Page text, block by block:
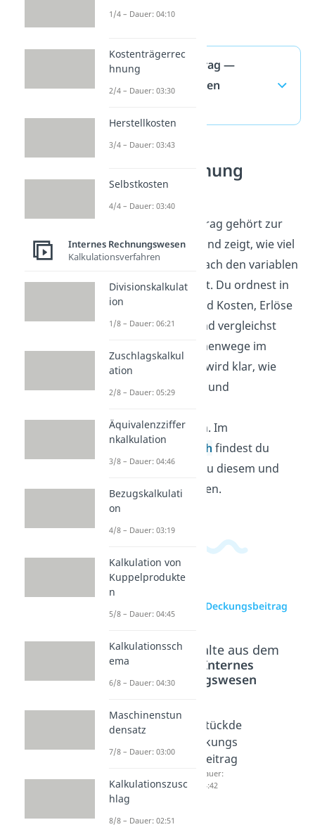
Deckungsbeitrag —
häufigste Fragen
Kostenrechnung
verstehen
Der Deckungsbeitrag gehört zur
Kostenrechnung und zeigt, wie viel
von den Erlösen nach den variablen
Kosten übrig bleibt. Du ordnest in
diesem Themenfeld Kosten, Erlöse
und Ergebnisse und vergleichst
verschiedene Rechenwege im
Unternehmen. So wird klar, wie
Fixkosten, Gewinn und
zusammenhängen. Im
Wirtschaftsbereich findest du
passende Videos zu diesem und
verwandten Themen.
zur Videoseite: Deckungsbeitrag
Beliebte Inhalte aus dem
Internes
Rechnungswesen
Deckun
g
en
Dauer:
02:19
gsrechn
Dauer:
Stückde
ckungs
beitrag
Dauer:
04:42
1/4 – Dauer: 04:10
Kostenträgerrec
hnung
2/4 – Dauer: 03:30
Herstellkosten
3/4 – Dauer: 03:43
Selbstkosten
4/4 – Dauer: 03:40
Internes Rechnungswesen
Kalkulationsverfahren
Divisionskalkulat
ion
1/8 – Dauer: 06:21
Zuschlagskalkul
ation
2/8 – Dauer: 05:29
Äquivalenzziffer
nkalkulation
3/8 – Dauer: 04:46
Bezugskalkulati
on
4/8 – Dauer: 03:19
Kalkulation von
Kuppelprodukte
n
5/8 – Dauer: 04:45
Kalkulationssch
ema
6/8 – Dauer: 04:30
Maschinenstun
densatz
7/8 – Dauer: 03:00
Kalkulationszusc
hlag
8/8 – Dauer: 02:51